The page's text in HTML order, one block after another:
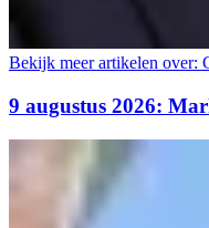
Bekijk meer artikelen over:
9 augustus 2026: